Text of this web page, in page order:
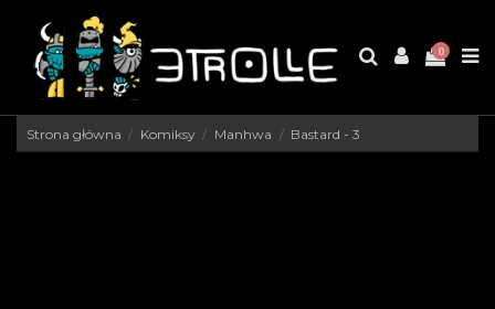
0
Strona główna Komiksy Manhwa Bastard - 3